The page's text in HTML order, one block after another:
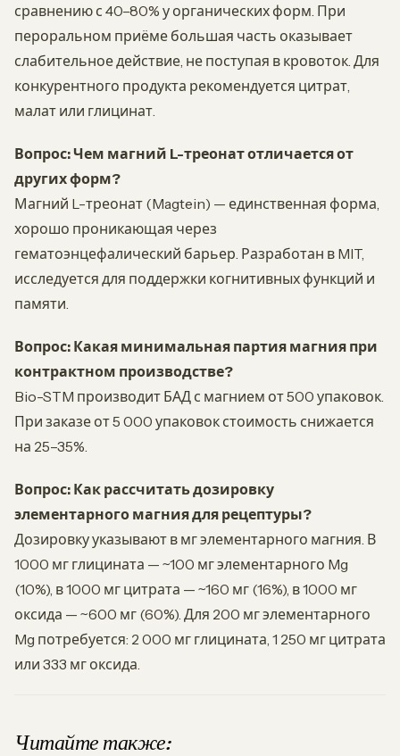
сравнению с 40–80% у органических форм. При
пероральном приёме большая часть оказывает
слабительное действие, не поступая в кровоток. Для
конкурентного продукта рекомендуется цитрат,
малат или глицинат.
Вопрос: Чем магний L-треонат отличается от
других форм?
Магний L-треонат (Magtein) — единственная форма,
хорошо проникающая через
гематоэнцефалический барьер. Разработан в MIT,
исследуется для поддержки когнитивных функций и
памяти.
Вопрос: Какая минимальная партия магния при
контрактном производстве?
Bio-STM производит БАД с магнием от 500 упаковок.
При заказе от 5 000 упаковок стоимость снижается
на 25–35%.
Вопрос: Как рассчитать дозировку
элементарного магния для рецептуры?
Дозировку указывают в мг элементарного магния. В
1000 мг глицината — ~100 мг элементарного Mg
(10%), в 1000 мг цитрата — ~160 мг (16%), в 1000 мг
оксида — ~600 мг (60%). Для 200 мг элементарного
Mg потребуется: 2 000 мг глицината, 1 250 мг цитрата
или 333 мг оксида.
Читайте также: